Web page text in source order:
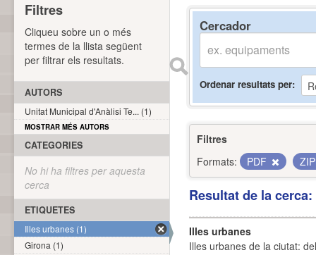
Cercador
Ordenar resultats per
Filtres
Formats:
PDF
Resultat de la
Illes urbanes
Illes urbanes de la ciutat:
Filtres
Cliqueu sobre un o més
termes de la llista següent
per filtrar els resultats.
AUTORS
Unitat Municipal d'Anàlisi Te... (1)
MOSTRAR MÉS AUTORS
CATEGORIES
No hi ha filtres per aquesta
cerca
ETIQUETES
Illes urbanes (1)
Girona (1)